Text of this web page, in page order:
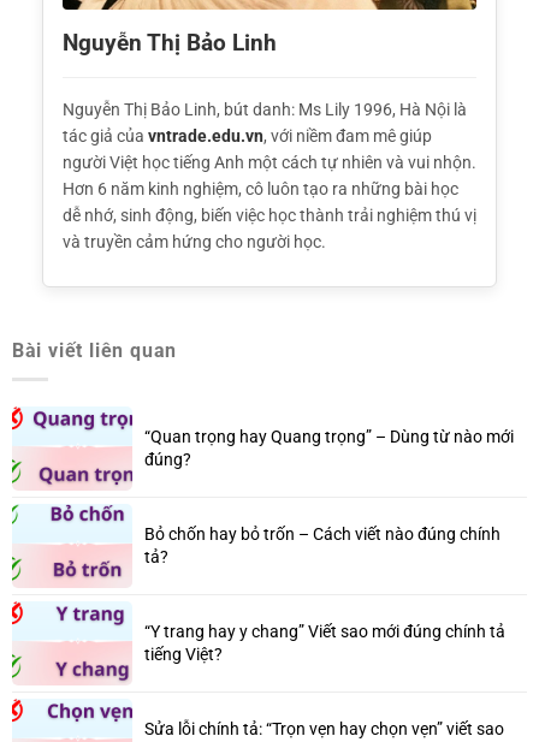
Nguyễn Thị Bảo Linh
Nguyễn Thị Bảo Linh, bút danh: Ms Lily 1996, Hà Nội là
tác giả của vntrade.edu.vn, với niềm đam mê giúp
người Việt học tiếng Anh một cách tự nhiên và vui nhộn.
Hơn 6 năm kinh nghiệm, cô luôn tạo ra những bài học
dễ nhớ, sinh động, biến việc học thành trải nghiệm thú vị
và truyền cảm hứng cho người học.
Bài viết liên quan
“Quan trọng hay Quang trọng” – Dùng từ nào mới
đúng?
Bỏ chốn hay bỏ trốn – Cách viết nào đúng chính
tả?
“Y trang hay y chang” Viết sao mới đúng chính tả
tiếng Việt?
Sửa lỗi chính tả: “Trọn vẹn hay chọn vẹn” viết sao